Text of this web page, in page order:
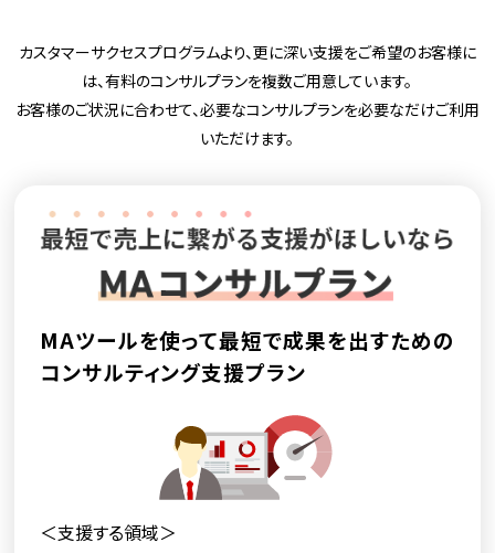
カスタマーサクセスプログラムより、更に深い支援をご希望のお客様に
は、有料のコンサルプランを複数ご用意しています。
お客様のご状況に合わせて、必要なコンサルプランを必要なだけご利用
いただけます。
MAツールを使って最短で成果を出すための
コンサルティング支援プラン
＜支援する領域＞